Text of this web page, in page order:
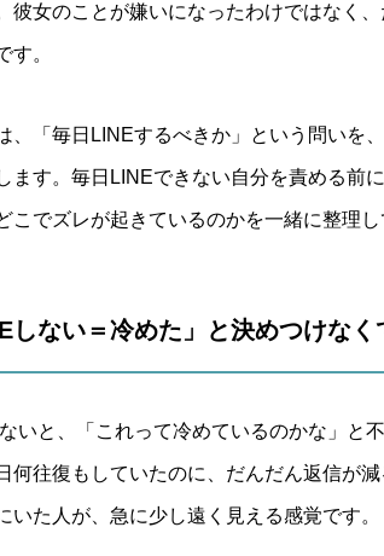
彼女のことが嫌いになったわけではなく
す。
、「毎日LINEするべきか」という問いを
ます。毎日LINEできない自分を責める前
こでズレが起きているのかを一緒に整理し
しない＝冷めた」と決めつけなく
いと、「これって冷めているのかな」と
何往復もしていたのに、だんだん返信が
いた人が、急に少し遠く見える感覚です。